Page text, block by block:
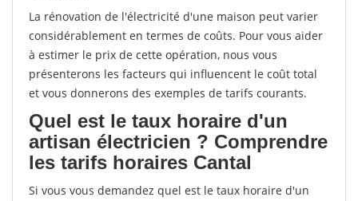
La rénovation de l'électricité d'une maison peut varier
considérablement en termes de coûts. Pour vous aider
à estimer le prix de cette opération, nous vous
présenterons les facteurs qui influencent le coût total
et vous donnerons des exemples de tarifs courants.
Quel est le taux horaire d'un
artisan électricien ? Comprendre
les tarifs horaires Cantal
Si vous vous demandez quel est le taux horaire d'un